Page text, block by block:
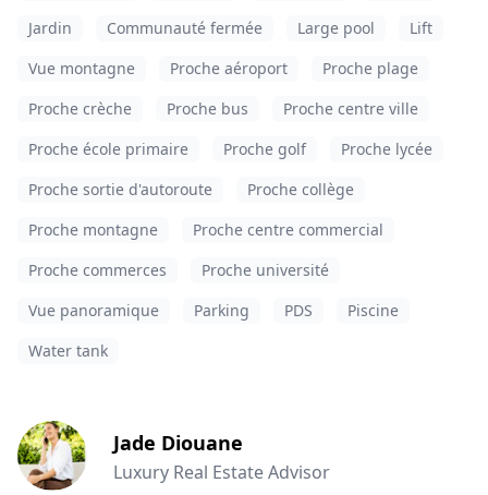
Jardin
Communauté fermée Large pool
Lift
Vue montagne
Proche aéroport
Proche plage
Proche crèche
Proche bus
Proche centre ville
Proche école primaire
Proche golf
Proche lycée
Proche sortie d'autoroute
Proche collège
Proche montagne
Proche centre commercial
Proche commerces
Proche université
Vue panoramique
Parking PDS
Piscine
Water tank
Jade Diouane
Luxury Real Estate Advisor